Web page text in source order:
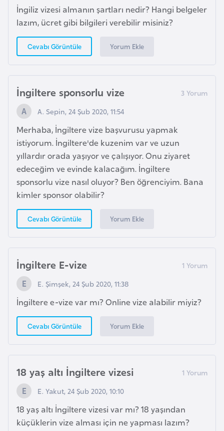
İngiliz vizesi almanın şartları nedir? Hangi belgeler
lazım, ücret gibi bilgileri verebilir misiniz?
Cevabı Görüntüle Yorum Ekle
İngiltere sponsorlu vize
A. Sepin, 24 Şub 2020, 11:54
Merhaba, İngiltere vize başvurusu yapmak
istiyorum. İngiltere'de kuzenim var ve uzun
yıllardır orada yaşıyor ve çalışıyor. Onu ziyaret
edeceğim ve evinde kalacağım. İngiltere
sponsorlu vize nasıl oluyor? Ben öğrenciyim. Bana
kimler sponsor olabilir?
Cevabı Görüntüle Yorum Ekle
İngiltere E-vize
E. Şimşek, 24 Şub 2020, 11:38
İngiltere e-vize var mı? Online vize alabilir miyiz?
Cevabı Görüntüle Yorum Ekle
18 yaş altı İngiltere vizesi
E. Yakut, 24 Şub 2020, 10:10
18 yaş altı İngiltere vizesi var mı? 18 yaşından
küçüklerin vize alması için ne yapması lazım?
a
m
u
K
a
n
a
d
a
K
a
a
d
a
ğ
K
e
y
a
K
o
n
g